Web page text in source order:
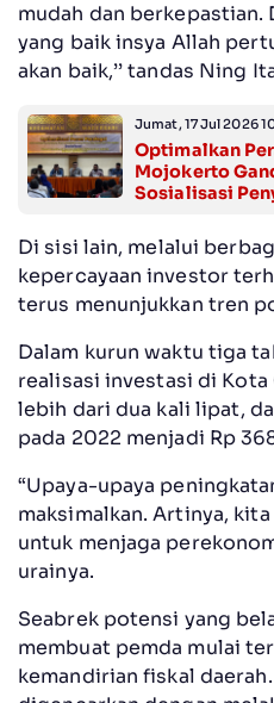
mudah dan
yang baik insya Allah
akan baik,’’ tandas Ning
Jumat, 17 Jul 2026
Optimalkan
Mojokerto
Sosialisasi
Di sisi lain, melalui
kepercayaan investor
terus menunjukkan tren
Dalam kurun waktu tiga
realisasi investasi di
lebih dari dua kali lipat,
pada 2022 menjadi Rp
“Upaya-upaya
maksimalkan. Artinya,
untuk menjaga
urainya.
Seabrek potensi yang
membuat pemda mulai
kemandirian fiskal